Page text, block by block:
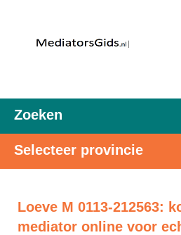
Zoeken
Selecteer provincie
Loeve M 0113-212563:
mediator online voor